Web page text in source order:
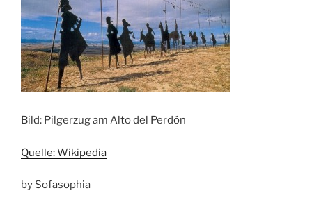
Bild: Pilgerzug am Alto del Perdón
Quelle: Wikipedia
by Sofasophia